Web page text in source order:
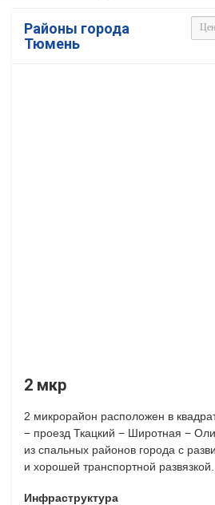
Районы города
Тюмень
2 мкр
2 микрорайон расположен в
− проезд Ткацкий − Широтная −
из спальных районов города с
и хорошей транспортной развязкой.
Инфраструктура